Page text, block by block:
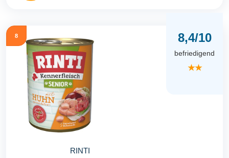
8
RINTI
8,4/10
befriedigend
★★